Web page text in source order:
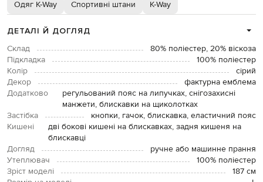
Одяг K-Way
Спортивні штани K-Way
ДЕТАЛІ Й ДОГЛЯД
Склад
80% поліестер, 20% віскоза
Підкладка
100% поліестер
Колір
сірий
Декор
фактурна емблема
Додатково
регульований пояс на липучках, снігозахисні
манжети, блискавки на щиколотках
Застібка
кнопки, гачок, блискавка, еластичний пояс
Кишені
дві бокові кишені на блискавках, задня кишеня на
блискавці
Догляд
ручне або машинне прання
Утеплювач
100% поліестер
Зріст моделі
187 см